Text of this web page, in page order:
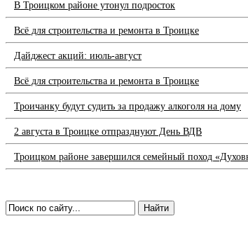
В Троицком районе утонул подросток
Всё для строительства и ремонта в Троицке
Дайджест акций: июль-август
Всё для строительства и ремонта в Троицке
Троичанку будут судить за продажу алкоголя на дому
2 августа в Троицке отпразднуют День ВДВ
Троицком районе завершился семейный поход